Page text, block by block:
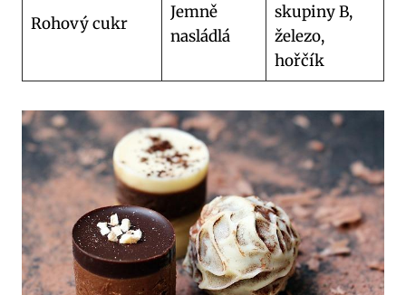
Rohový cukr
Jemně
nasládlá
skupiny B,
železo,
hořčík